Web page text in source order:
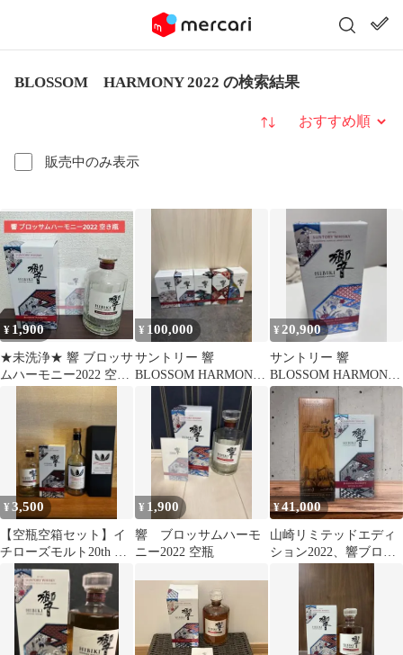
BLOSSOM HARMONY 2022 の検索結果
販売中のみ表示
並び替え
¥ 1,900
★未洗浄★ 響 ブロッサ
ムハーモニー2022 空き
¥ 100,000
サントリー 響
BLOSSOM HARMONY
5本セット
¥ 20,900
サントリー 響
BLOSSOM HARMONY
2022
¥3,500
【空瓶空箱セット】イ
チローズモルト20th ＆
響 ブロッサムハーモニ
ー2022
¥ 1,900
響 ブロッサムハーモ
ニー2022 空瓶
¥41,000
山崎リミテッドエディ
ション2022、響ブロッ
サムハーモニー2022 セ